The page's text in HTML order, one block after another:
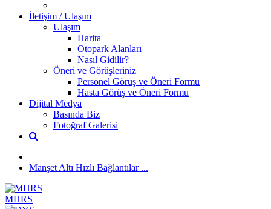
İletişim / Ulaşım
Ulaşım
Harita
Otopark Alanları
Nasıl Gidilir?
Öneri ve Görüşleriniz
Personel Görüş ve Öneri Formu
Hasta Görüş ve Öneri Formu
Dijital Medya
Basında Biz
Fotoğraf Galerisi
Manşet Altı Hızlı Bağlantılar ...
MHRS